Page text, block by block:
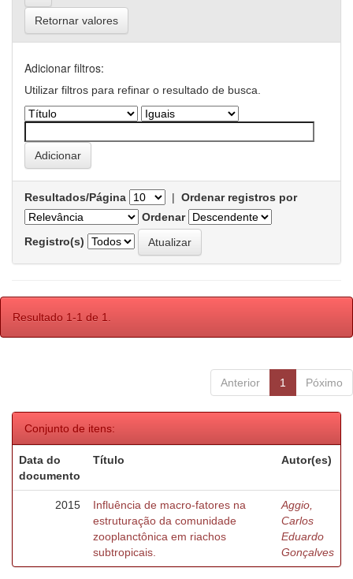
Retornar valores
Adicionar filtros:
Utilizar filtros para refinar o resultado de busca.
Resultados/Página | Ordenar registros por
Ordenar
Registro(s)
Resultado 1-1 de 1.
Anterior 1 Póximo
Conjunto de itens:
Data do
documento
Título Autor(es)
2015
Influência de macro-fatores na
estruturação da comunidade
zooplanctônica em riachos
subtropicais.
Aggio,
Carlos
Eduardo
Gonçalves